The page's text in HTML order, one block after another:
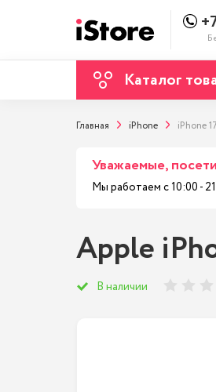
Каталог
Главная iPhone iPhone 17
Уважаемые,
Мы работаем с 10:00 -
Apple
В наличии